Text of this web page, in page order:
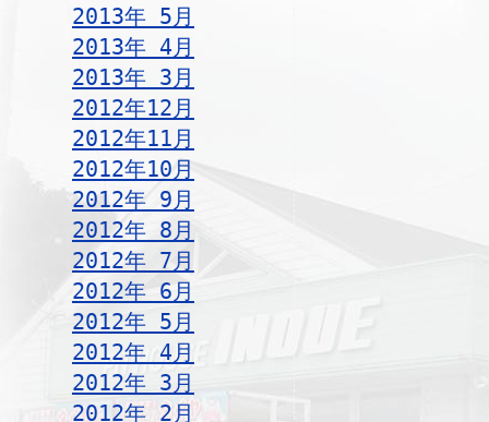
2013年 5月
2013年 4月
2013年 3月
2012年12月
2012年11月
2012年10月
2012年 9月
2012年 8月
2012年 7月
2012年 6月
2012年 5月
2012年 4月
2012年 3月
2012年 2月